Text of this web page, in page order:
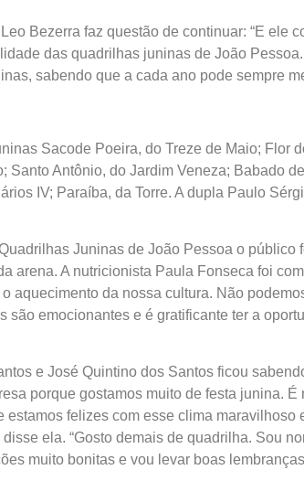
Bezerra faz questão de continuar: “E ele
das quadrilhas juninas de João
sabendo que a cada ano pode sempre
Sacode Poeira, do Treze de Maio; Flor
Santo Antônio, do Jardim Veneza; Babado
IV; Paraíba, da Torre. A dupla Paulo
Juninas de João Pessoa o público
arena. A nutricionista Paula Fonseca foi
aquecimento da nossa cultura. Não
são emocionantes e é gratificante ter a
e José Quintino dos Santos ficou
porque gostamos muito de festa junina. É
felizes com esse clima maravilhoso
ela. “Gosto demais de quadrilha. Sou
muito bonitas e vou levar boas